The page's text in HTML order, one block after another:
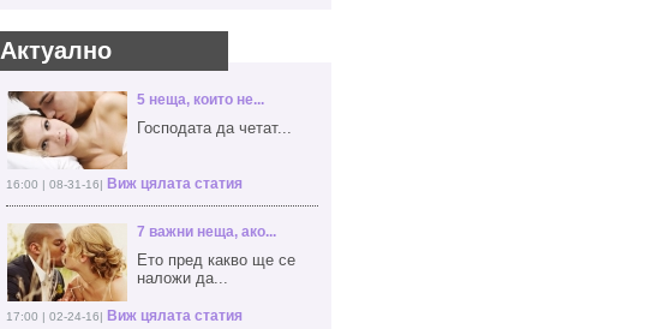
Актуално
5 неща, които не...
Господата да четат...
16:00 | 08-31-16| Виж цялата статия
7 важни неща, ако...
Ето пред какво ще се
наложи да...
17:00 | 02-24-16| Виж цялата статия